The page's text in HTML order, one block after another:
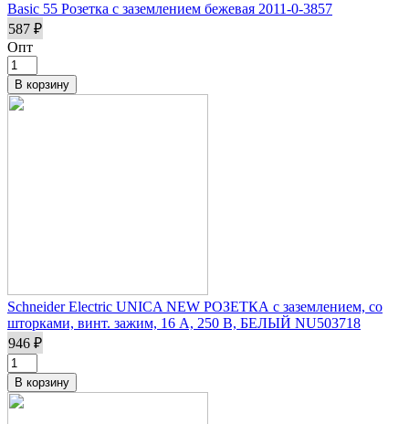
Basic 55 Розетка с заземлением бежевая 2011-0-3857
587 ₽
Опт
Schneider Electric UNICA NEW РОЗЕТКА с заземлением, со
шторками, винт. зажим, 16 А, 250 В, БЕЛЫЙ NU503718
946 ₽